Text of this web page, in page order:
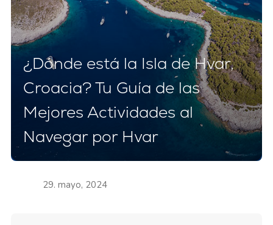
¿Dónde está la Isla de Hvar,
Croacia? Tu Guía de las
Mejores Actividades al
Navegar por Hvar
29. mayo, 2024